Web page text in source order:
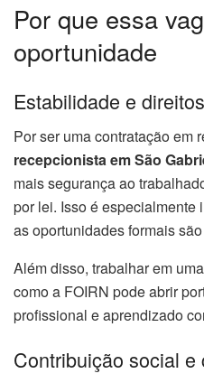
Por que essa
oportunidade
Estabilidade e
Por ser uma contratação em
recepcionista em São
mais segurança ao
por lei. Isso é especialmente
as oportunidades formais
Além disso, trabalhar em
como a FOIRN pode abrir
profissional e aprendizado
Contribuição social e